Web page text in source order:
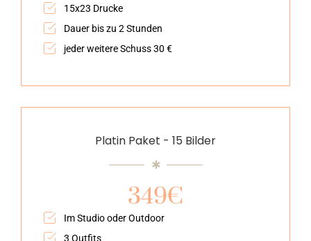
15x23 Drucke
Dauer bis zu 2 Stunden
jeder weitere Schuss 30 €
Platin Paket - 15 Bilder
349€
Im Studio oder Outdoor
3 Outfits